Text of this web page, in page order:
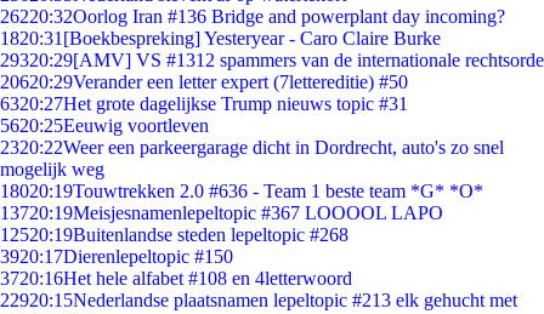
26220:32Oorlog Iran #136 Bridge and powerplant day incoming?
1820:31 [Boekbespreking] Yesteryear - Caro Claire Burke
29320:29[AMV] VS #1312 spammers van de internationale rechtsorde
20620:29Verander een letter expert (7lettereditie) #50
6320:27Het grote dagelijkse Trump nieuws topic #31
5620:25Eeuwig voortleven
2320:22Weer een parkeergarage dicht in Dordrecht, auto's zo snel
mogelijk weg
18020:19Touwtrekken 2.0 #636 - Team 1 beste team *G* *O*
13720:19Meisjesnamenlepeltopic #367 LOOOOL LAPO
12520:19Buitenlandse steden lepeltopic #268
3920:17Dierenlepeltopic #150
3720:16Het hele alfabet #108 en 4letterwoord
22920:15Nederlandse plaatsnamen lepeltopic #213 elk gehucht met